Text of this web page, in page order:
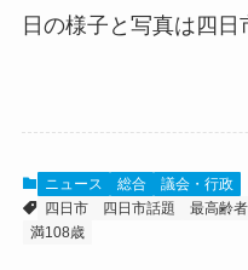
日の様子と写真は四日
ニュース 総合
議会・行政
四日市
四日市話題 最高齢者
満108歳